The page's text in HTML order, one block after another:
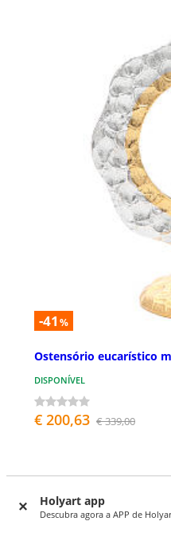
Holyart app
Descubra agora a APP de
-41 %
Ostensório eucarístico
DISPONÍVEL
€ 200,63 € 339,00